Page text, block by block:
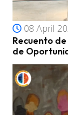
08 April
Recuento
de